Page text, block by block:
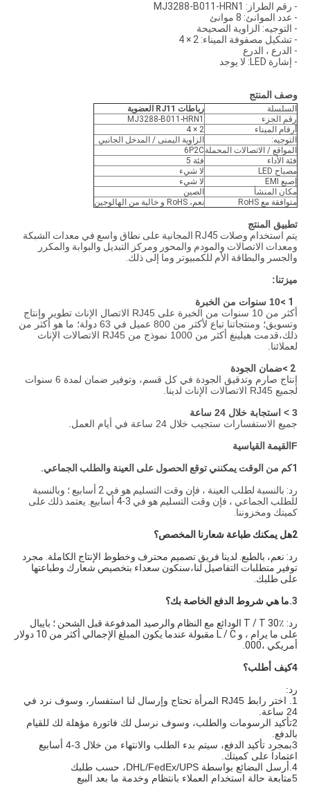
- رقم الطراز: MJ3288-B011-HRN1
- عدد الموانئ: 8 موانئ
- التوجيه: الزاوية الصحيحة
- تشكيل مصفوفة الميناء: 2 × 4
- الدرع ، الدرع
- إشارة LED: لا يوجد
وصف المنتج
السلسلة
رباطات RJ11 العضوية
رقم الجزء
MJ3288-B011-HRN1
أرقام الميناء
2 × 4
التوجيه:
الزاوية اليمنى / المدخل الجانبي
المواقع / الاتصالات المحملة6P2C
فئة الأداء
فئة 5
مصباح LED
لا شيء
إصبع EMI
لا شيء
مكان المنشأ
الصين
متوافقة مع RoHS
نعم، RoHS و خالية من الهالوجين
تطبيق المنتج
يتم استخدام وصلات RJ45 المجانية على نطاق واسع في معدات الشبكة
ومعدات الاتصالات والمودم والمحور ومركز التبديل والبوابة والمكرر
والجسر والبطاقة الأم للكمبيوتر وما إلى ذلك.
ميزتنا:
1 >
10 سنوات من الخبرة
أكثر من 10 سنوات من الخبرة على RJ45 الاتصال الإناث تطوير وإنتاج
وتسويق؛ ومنتجاتنا تباع لأكثر من 800 عميل في 63 دولة؛ ما هو أكثر من
ذلك،قدمت هيلينغ أكثر من 1000 نموذج من RJ45 الاتصالات الإناث
لعملائنا.
2 >
ضمان الجودة
إنتاج صارم وتدقيق الجودة في كل قسم، وتوفير ضمان لمدة 6 سنوات
لجميع RJ45 الاتصالات الإناث لدينا.
3 > استجابة خلال 24 ساعة
جميع الاستفسارات ستجيب خلال 24 ساعة في أيام العمل.
F القيمة القياسية
1كم من الوقت يمكنني توقع الحصول على العينة والطلب الجماعي.
رد: بالنسبة لطلب العينة ، فإن وقت التسليم هو في 2 أسابيع ؛ وبالنسبة
للطلب الجماعي ، فإن وقت التسليم هو في 3-4 أسابيع. يعتمد ذلك على
كميتك ومخزوننا.
2هل يمكنك طباعة شعارنا المخصص؟
رد: نعم، بالطبع. لدينا فريق تصميم محترف وخطوط الإنتاج الكاملة. مجرد
توفير متطلبات التفاصيل لنا،سنكون سعداء بتخصيص شعارك وطباعتها
على طلبك.
3. ما هي شروط الدفع الخاصة بك؟
رد: T / T 30٪ الودائع مع النظام والرصيد المدفوعة قبل الشحن ؛ بايبال
على ما يرام ، و L / C مقبولة عندما يكون المبلغ الإجمالي أكثر من 10 دولار
أمريكي ،000.
4كيف أطلب؟
رد:
1. اختر رابط RJ45 المرأة تحتاج وإرسال لنا استفسار، وسوف نرد في
24 ساعة.
2تأكيد الرسومات والطلب، وسوف نرسل لك فاتورة مؤهلة لك للقيام
بالدفع.
3بمجرد تأكيد الدفع، سيتم بدء الطلب والانتهاء من خلال 3-4 أسابيع
اعتمادا على كميتك.
4.أرسل البضائع بواسطة DHL/FedEx/UPS، حسب طلبك
5متابعة حالة استخدام العملاء بانتظام وخدمة ما بعد البيع